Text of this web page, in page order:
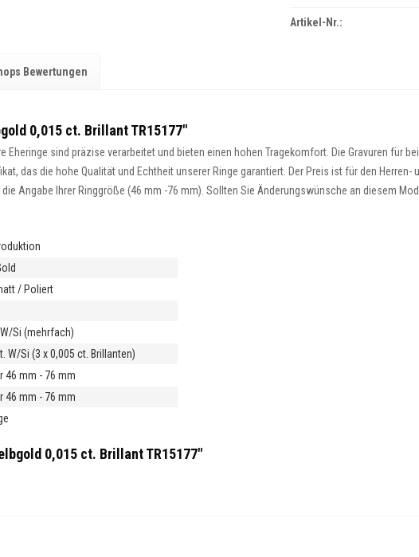
Artikel-Nr.:
Bewertungen
0,015 ct. Brillant TR15177"
Eheringe sind präzise verarbeitet und bieten einen hohen Tragekomfort. Die Gravuren für
das die hohe Qualität und Echtheit unserer Ringe garantiert. Der Preis ist für den Herren-
Angabe Ihrer Ringgröße (46 mm -76 mm). Sollten Sie Änderungswünsche an diesem
/ Poliert
Si (mehrfach)
W/Si (3 x 0,005 ct. Brillanten)
46 mm - 76 mm
46 mm - 76 mm
0,015 ct. Brillant TR15177"